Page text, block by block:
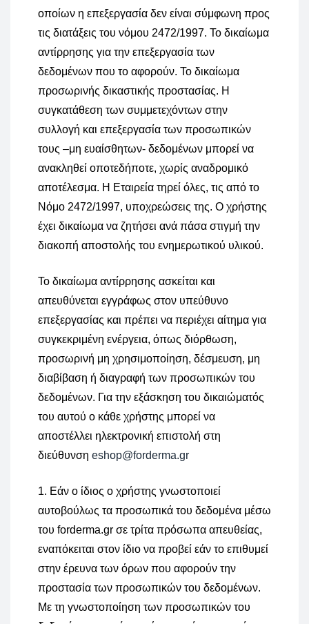
οποίων η επεξεργασία δεν είναι σύμφωνη προς
τις διατάξεις του νόμου 2472/1997. Το δικαίωμα
αντίρρησης για την επεξεργασία των
δεδομένων που το αφορούν. Το δικαίωμα
προσωρινής δικαστικής προστασίας. Η
συγκατάθεση των συμμετεχόντων στην
συλλογή και επεξεργασία των προσωπικών
τους –μη ευαίσθητων- δεδομένων μπορεί να
ανακληθεί οποτεδήποτε, χωρίς αναδρομικό
αποτέλεσμα. Η Εταιρεία τηρεί όλες, τις από το
Νόμο 2472/1997, υποχρεώσεις της. Ο χρήστης
έχει δικαίωμα να ζητήσει ανά πάσα στιγμή την
διακοπή αποστολής του ενημερωτικού υλικού.
Το δικαίωμα αντίρρησης ασκείται και
απευθύνεται εγγράφως στον υπεύθυνο
επεξεργασίας και πρέπει να περιέχει αίτημα για
συγκεκριμένη ενέργεια, όπως διόρθωση,
προσωρινή μη χρησιμοποίηση, δέσμευση, μη
διαβίβαση ή διαγραφή των προσωπικών του
δεδομένων. Για την εξάσκηση του δικαιώματός
του αυτού ο κάθε χρήστης μπορεί να
αποστέλλει ηλεκτρονική επιστολή στη
διεύθυνση eshop@forderma.gr
Εάν ο ίδιος ο χρήστης γνωστοποιεί
αυτοβούλως τα προσωπικά του δεδομένα μέσω
του forderma.gr σε τρίτα πρόσωπα απευθείας,
εναπόκειται στον ίδιο να προβεί εάν το επιθυμεί
στην έρευνα των όρων που αφορούν την
προστασία των προσωπικών του δεδομένων.
Με τη γνωστοποίηση των προσωπικών του